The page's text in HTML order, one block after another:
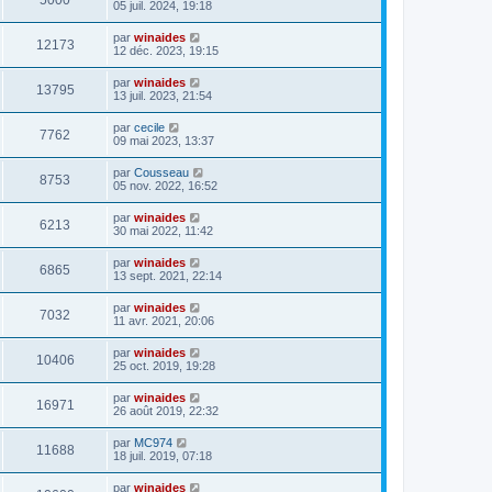
a
g
e
05 juil. 2024, 19:18
12173 par winaides
12 déc. 2023, 19:15
13795 par winaides
13 juil. 2023, 21:54
7762 par cecile
09 mai 2023, 13:37
8753 par Cousseau
05 nov. 2022, 16:52
6213 par winaides
30 mai 2022, 11:42
6865 par winaides
13 sept. 2021, 22:14
7032 par winaides
11 avr. 2021, 20:06
10406 par winaides
25 oct. 2019, 19:28
16971 par winaides
26 août 2019, 22:32
11688 par MC974
18 juil. 2019, 07:18
par winaides